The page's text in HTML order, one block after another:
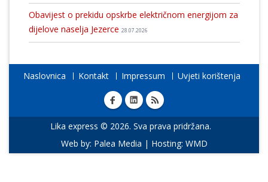
Obavijest o prekidu opskrbe električnom energijom za
dijelove naselja Jezerce 28.07.2026
Naslovnica Kontakt Impressum Uvjeti korištenja
Lika express © 2026. Sva prava pridržana.
Web by: Palea Media | Hosting: WMD